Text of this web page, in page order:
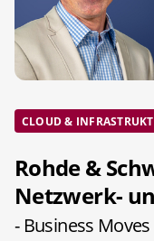
CLOUD &
Rohde &
Netzwerk-
- Business Moves